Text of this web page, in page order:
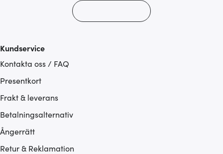
Kundservice
Kontakta oss / FAQ
Presentkort
Frakt & leverans
Betalningsalternativ
Ångerrätt
Retur & Reklamation